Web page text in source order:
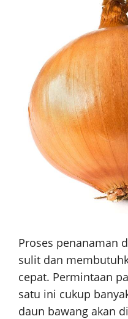
Proses penanaman
sulit dan
cepat. Permintaan
satu ini cukup
daun bawang akan